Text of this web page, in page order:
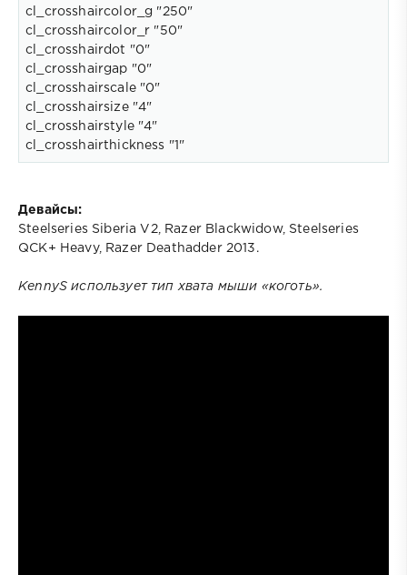
cl_crosshaircolor_g "250"
cl_crosshaircolor_r "50"
cl_crosshairdot "0"
cl_crosshairgap "0"
cl_crosshairscale "0"
cl_crosshairsize "4"
cl_crosshairstyle "4"
cl_crosshairthickness "1"
Девайсы:
Steelseries Siberia V2, Razer Blackwidow, Steelseries
QCK+ Heavy, Razer Deathadder 2013.
KennyS использует тип хвата мыши «коготь».